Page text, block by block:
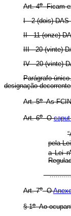
Art. 4oFicam
I - 2 (dois)
II - 11 (onze)
III - 20 (vinte)
IV - 20 (vinte)
Parágrafo
designação
Art. 5oAs
Art. 6oOcaput
pela
a Lei n
Art. 7oO
§ 1oAo